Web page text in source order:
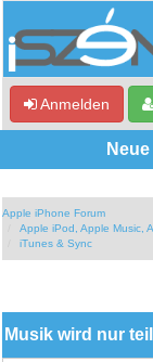
Anmelden
Neue
Apple iPhone Forum
Apple iPod, Apple Music,
iTunes & Sync
Musik wird nur